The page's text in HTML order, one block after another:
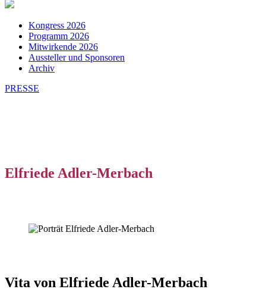
Kongress 2026
Programm 2026
Mitwirkende 2026
Aussteller und Sponsoren
Archiv
PRESSE
Elfriede Adler-Merbach
Vita von Elfriede Adler-Merbach